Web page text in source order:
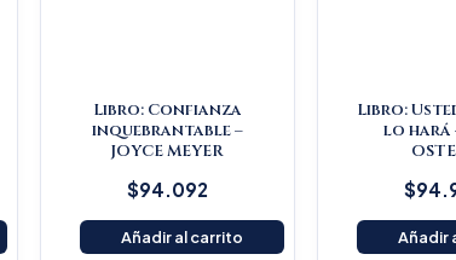
Libro: Confianza
inquebrantable –
JOYCE MEYER
$94.092
Añadir al carrito
Libro:
lo hará
$
Añadir